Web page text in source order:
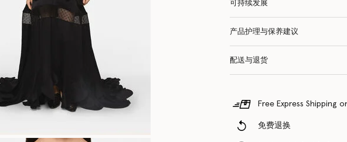
可持续发展
产品护理与保养建议
配送与退货
Free Express Shipping
免费退换